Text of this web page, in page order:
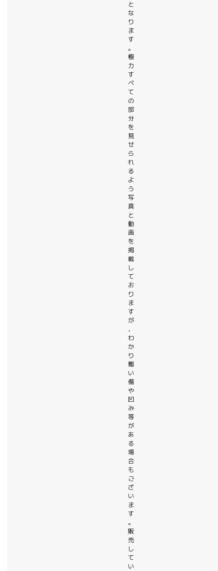
と
な
り
ま
す
。
極
力
す
べ
て
の
部
分
を
見
せ
ら
れ
る
よ
う
写
真
と
動
画
を
掲
載
し
て
お
り
ま
す
が
、
わ
か
り
難
い
傷
や
凹
み
等
が
あ
る
場
合
も
ご
ざ
い
ま
す
。
販
売
し
て
い